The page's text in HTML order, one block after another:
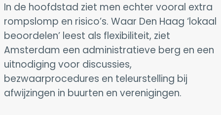
In de hoofdstad ziet men echter vooral extra
rompslomp en risico’s. Waar Den Haag ‘lokaal
beoordelen’ leest als flexibiliteit, ziet
Amsterdam een administratieve berg en een
uitnodiging voor discussies,
bezwaarprocedures en teleurstelling bij
afwijzingen in buurten en verenigingen.